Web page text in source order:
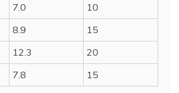
7.0
10
8.9
15
12.3
20
7.8 15